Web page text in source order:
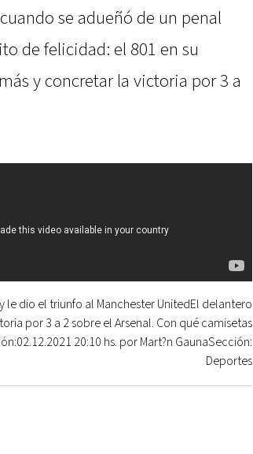
se adueñó de un penal
de felicidad: el 801 en su
y concretar la victoria por 3 a
le dio el triunfo al Manchester UnitedEl delantero
por 3 a 2 sobre el Arsenal. Con qué camisetas
20:10 hs. por Mart?n GaunaSección:
Deportes